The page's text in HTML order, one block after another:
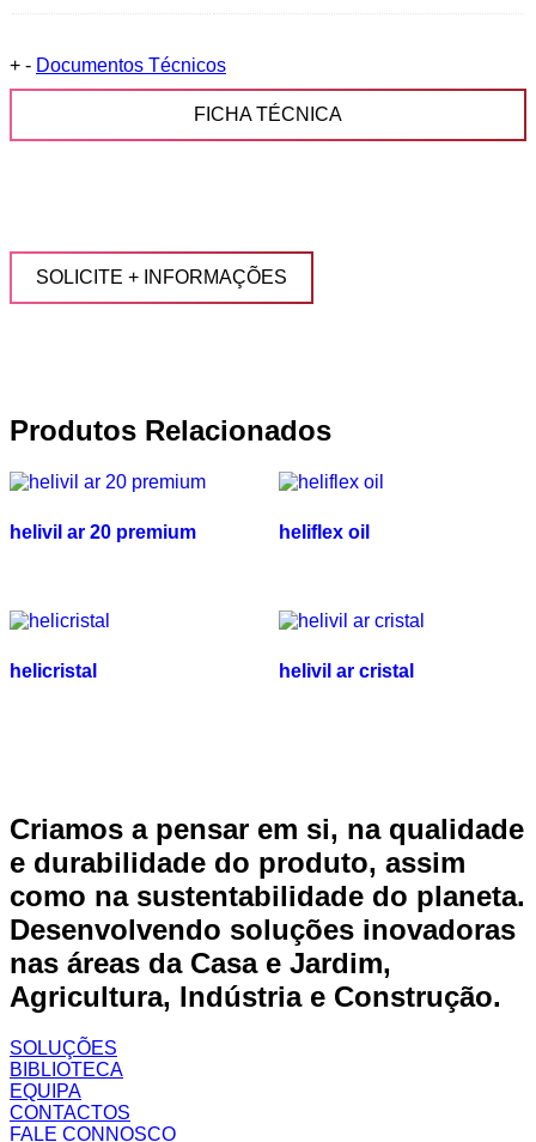
+ - Documentos Técnicos
FICHA TÉCNICA
SOLICITE + INFORMAÇÕES
Produtos Relacionados
helivil ar 20 premium heliflex oil
helicristal helivil ar cristal
Criamos a pensar em si, na qualidade
e durabilidade do produto, assim
como na sustentabilidade do planeta.
Desenvolvendo soluções inovadoras
nas áreas da Casa e Jardim,
Agricultura, Indústria e Construção.
SOLUÇÕES
BIBLIOTECA
EQUIPA
CONTACTOS
FALE CONNOSCO